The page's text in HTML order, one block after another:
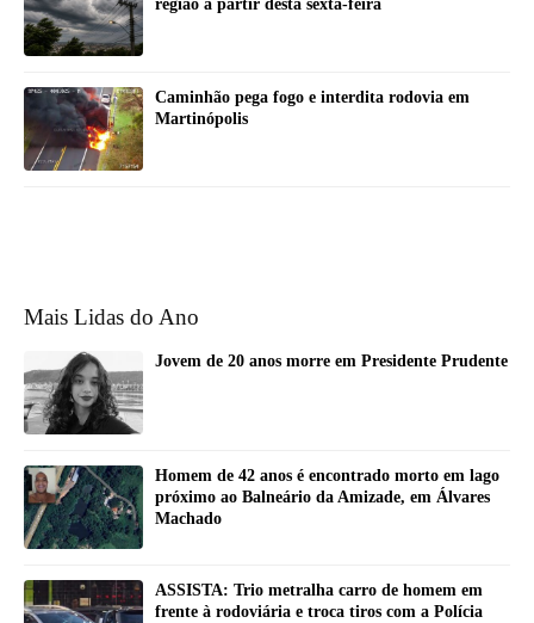
região a partir desta sexta-feira
Caminhão pega fogo e interdita rodovia em
Martinópolis
Mais Lidas do Ano
Jovem de 20 anos morre em Presidente Prudente
Homem de 42 anos é encontrado morto em lago
próximo ao Balneário da Amizade, em Álvares
Machado
ASSISTA: Trio metralha carro de homem em
frente à rodoviária e troca tiros com a Polícia